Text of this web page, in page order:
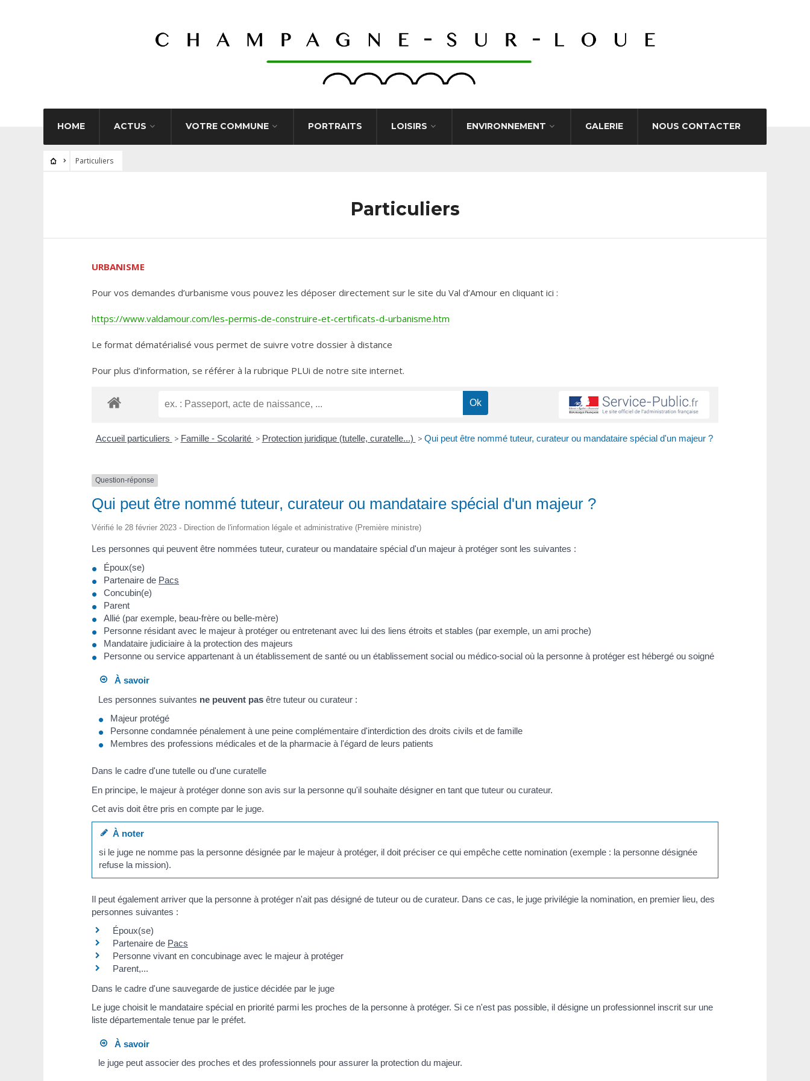
HOME ACTUS VOTRE COMMUNE PORTRAITS LOISIRS ENVIRONNEMENT GALERIE NOUS CONTACTER
Particuliers
Particuliers
URBANISME
Pour vos demandes d’urbanisme vous pouvez les déposer directement sur le site du Val d’Amour en cliquant ici :
https://www.valdamour.com/les-permis-de-construire-et-certificats-d-urbanisme.htm
Le format dématérialisé vous permet de suivre votre dossier à distance
Pour plus d’information, se référer à la rubrique PLUi de notre site internet.
Accueil particuliers > Famille - Scolarité > Protection juridique (tutelle, curatelle...) > Qui peut être nommé tuteur, curateur ou mandataire spécial d'un majeur ?
Question-réponse
Qui peut être nommé tuteur, curateur ou mandataire spécial d'un majeur ?
Vérifié le 28 février 2023 - Direction de l'information légale et administrative (Première ministre)
Les personnes qui peuvent être nommées tuteur, curateur ou mandataire spécial d'un majeur à protéger sont les suivantes :
Époux(se)
Partenaire de Pacs
Concubin(e)
Parent
Allié (par exemple, beau-frère ou belle-mère)
Personne résidant avec le majeur à protéger ou entretenant avec lui des liens étroits et stables (par exemple, un ami proche)
Mandataire judiciaire à la protection des majeurs
Personne ou service appartenant à un établissement de santé ou un établissement social ou médico-social où la personne à protéger est hébergé ou soigné
À savoir
Les personnes suivantes ne peuvent pas être tuteur ou curateur :
Majeur protégé
Personne condamnée pénalement à une peine complémentaire d'interdiction des droits civils et de famille
Membres des professions médicales et de la pharmacie à l'égard de leurs patients
Dans le cadre d'une tutelle ou d'une curatelle
En principe, le majeur à protéger donne son avis sur la personne qu'il souhaite désigner en tant que tuteur ou curateur.
Cet avis doit être pris en compte par le juge.
À noter
si le juge ne nomme pas la personne désignée par le majeur à protéger, il doit préciser ce qui empêche cette nomination (exemple : la personne désignée
refuse la mission).
Il peut également arriver que la personne à protéger n'ait pas désigné de tuteur ou de curateur. Dans ce cas, le juge privilégie la nomination, en premier lieu, des
personnes suivantes :
Époux(se)
Partenaire de Pacs
Personne vivant en concubinage avec le majeur à protéger
Parent,...
Dans le cadre d'une sauvegarde de justice décidée par le juge
Le juge choisit le mandataire spécial en priorité parmi les proches de la personne à protéger. Si ce n'est pas possible, il désigne un professionnel inscrit sur une
liste départementale tenue par le préfet.
À savoir
le juge peut associer des proches et des professionnels pour assurer la protection du majeur.